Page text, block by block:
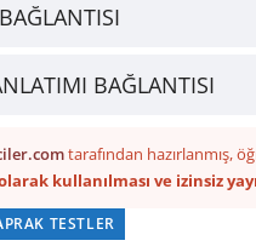
BAĞLANTISI
tarafından hazırlanmış,
kullanılması ve izinsiz
TESTLER